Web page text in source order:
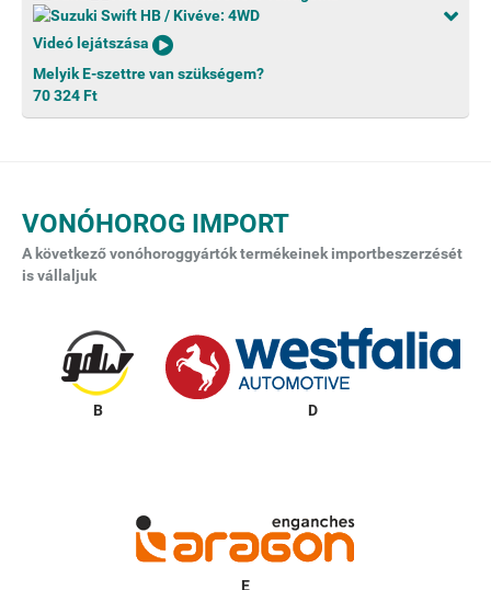
Videó lejátszása
Melyik E-szettre van szükségem?
70 324 Ft
VONÓHOROG IMPORT
A következő vonóhoroggyártók termékeinek importbeszerzését
is vállaljuk